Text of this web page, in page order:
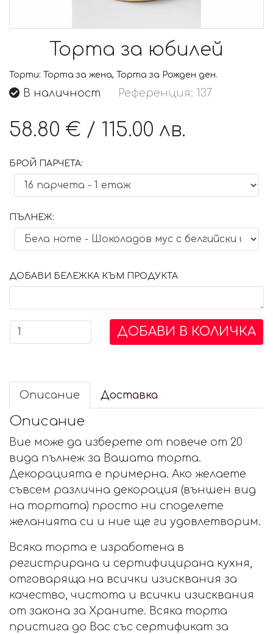
Торта за юбилей
Торти: Торта за жена, Торта за Рожден ден.
В наличност Референция: 137
58.80 € / 115.00 лв.
БРОЙ ПАРЧЕТА:
ПЪЛНЕЖ:
ДОБАВИ БЕЛЕЖКА КЪМ ПРОДУКТА
ДОБАВИ В КОЛИЧКА
Описание Доставка
Описание
Вие може да изберете от повече от 20
вида пълнеж за Вашата торта.
Декорацията е примерна. Ако желаете
съвсем различна декорация (външен вид
на тортата) просто ни споделете
желанията си и ние ще ги удовлетворим.
Всяка торта е изработена в
регистрирана и сертифицирана кухня,
отговаряща на всички изисквания за
качество, чистота и всички изисквания
от закона за Храните. Всяка торта
пристига до Вас със сертификат за